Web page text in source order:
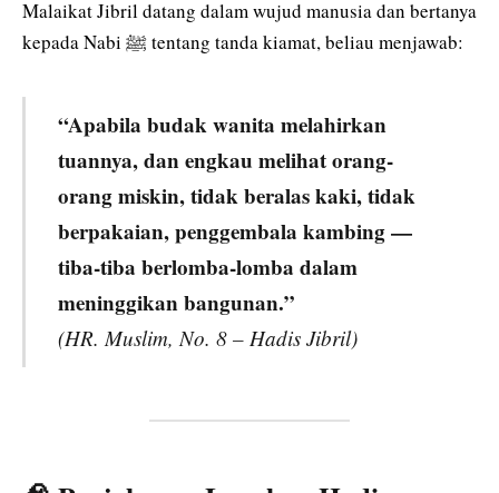
Malaikat Jibril datang dalam wujud manusia dan bertanya
kepada Nabi ﷺ tentang tanda kiamat, beliau menjawab:
“Apabila budak wanita melahirkan
tuannya, dan engkau melihat orang-
orang miskin, tidak beralas kaki, tidak
berpakaian, penggembala kambing —
tiba-tiba berlomba-lomba dalam
meninggikan bangunan.”
(HR. Muslim, No. 8 – Hadis Jibril)